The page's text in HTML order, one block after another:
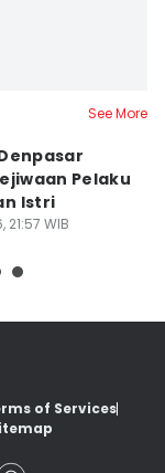
See More
Pelaku
Istri
21:57 WIB
of Services